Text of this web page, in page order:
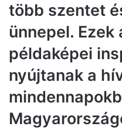
több szentet
ünnepel.
példaképei
nyújtanak a